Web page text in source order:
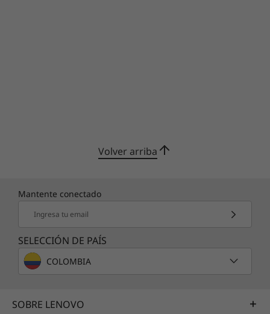
Volver arriba
Mantente conectado
Ingresa tu email
SELECCIÓN DE PAÍS
COLOMBIA
SOBRE LENOVO